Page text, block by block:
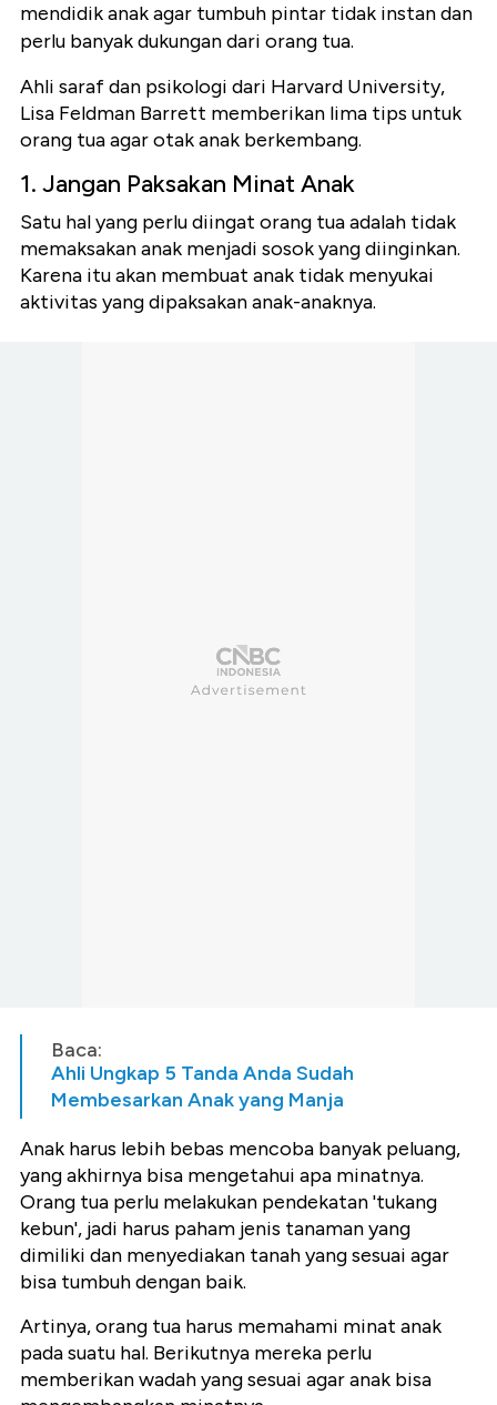
mendidik anak agar tumbuh pintar tidak instan dan
perlu banyak dukungan dari orang tua.
Ahli saraf dan psikologi dari Harvard University,
Lisa Feldman Barrett memberikan lima tips untuk
orang tua agar otak anak berkembang.
1. Jangan Paksakan Minat Anak
Satu hal yang perlu diingat orang tua adalah tidak
memaksakan anak menjadi sosok yang diinginkan.
Karena itu akan membuat anak tidak menyukai
aktivitas yang dipaksakan anak-anaknya.
Baca:
Ahli Ungkap 5 Tanda Anda Sudah
Membesarkan Anak yang Manja
Anak harus lebih bebas mencoba banyak peluang,
yang akhirnya bisa mengetahui apa minatnya.
Orang tua perlu melakukan pendekatan 'tukang
kebun', jadi harus paham jenis tanaman yang
dimiliki dan menyediakan tanah yang sesuai agar
bisa tumbuh dengan baik.
Artinya, orang tua harus memahami minat anak
pada suatu hal. Berikutnya mereka perlu
memberikan wadah yang sesuai agar anak bisa